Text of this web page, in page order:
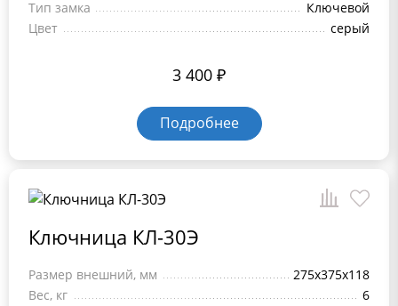
Тип замка
Ключевой
Цвет
серый
3 400 ₽
Подробнее
Ключница КЛ-30Э
Размер внешний, мм
275x375x118
Вес, кг
6